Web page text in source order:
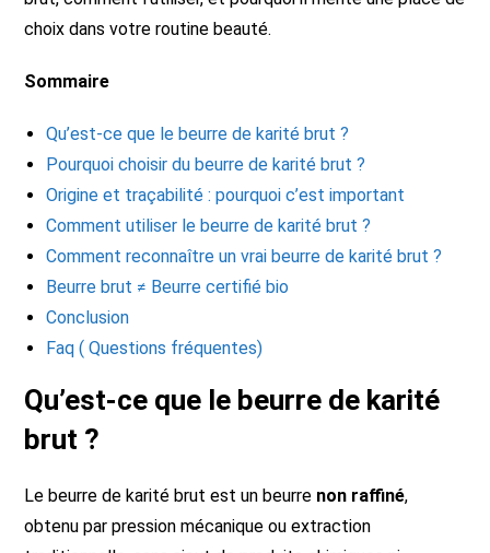
choix dans votre routine beauté.
Sommaire
Qu’est-ce que le beurre de karité brut ?
Pourquoi choisir du beurre de karité brut ?
Origine et traçabilité : pourquoi c’est important
Comment utiliser le beurre de karité brut ?
Comment reconnaître un vrai beurre de karité brut ?
Beurre brut ≠ Beurre certifié bio
Conclusion
Faq ( Questions fréquentes)
Qu’est-ce que le beurre de karité
brut ?
Le beurre de karité brut est un beurre non raffiné,
obtenu par pression mécanique ou extraction